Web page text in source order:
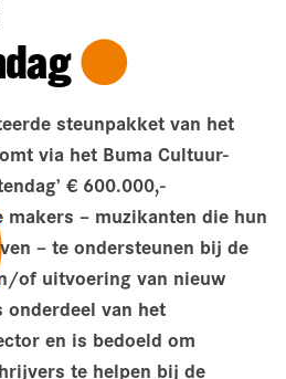
steunpakket van het
via het Buma Cultuur-
€ 600.000,-
– muzikanten die hun
– te ondersteunen bij de
of uitvoering van nieuw
van het
en is bedoeld om
te helpen bij de